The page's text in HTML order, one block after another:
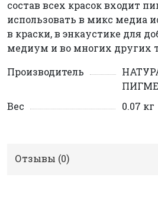
состав всех красок входит
использовать в микс медиа
в краски, в энкаустике для
медиум и во многих других
Производитель
Вес
0.07 кг
Отзывы (0)